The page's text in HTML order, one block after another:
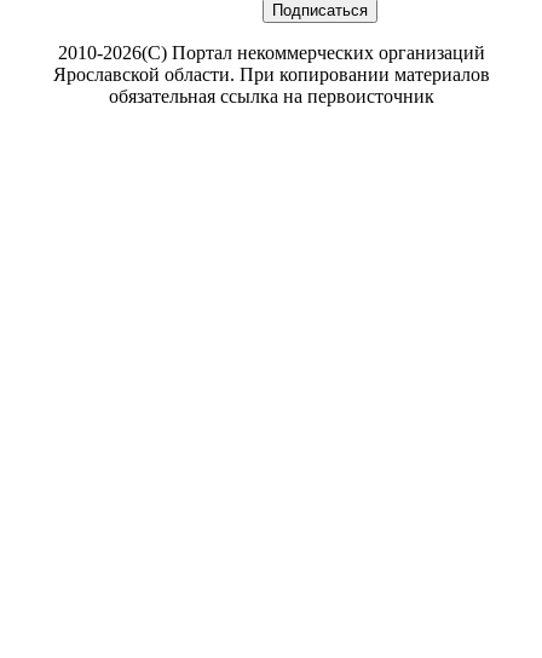
Подписаться
2010-2026(С) Портал некоммерческих организаций
Ярославской области. При копировании материалов
обязательная ссылка на первоисточник